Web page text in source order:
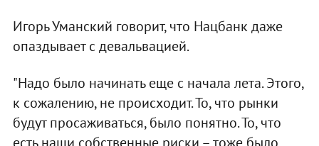
Игорь Уманский говорит, что Нацбанк даже
опаздывает с девальвацией.
"Надо было начинать еще с начала лета. Этого,
к сожалению, не происходит. То, что рынки
будут просаживаться, было понятно. То, что